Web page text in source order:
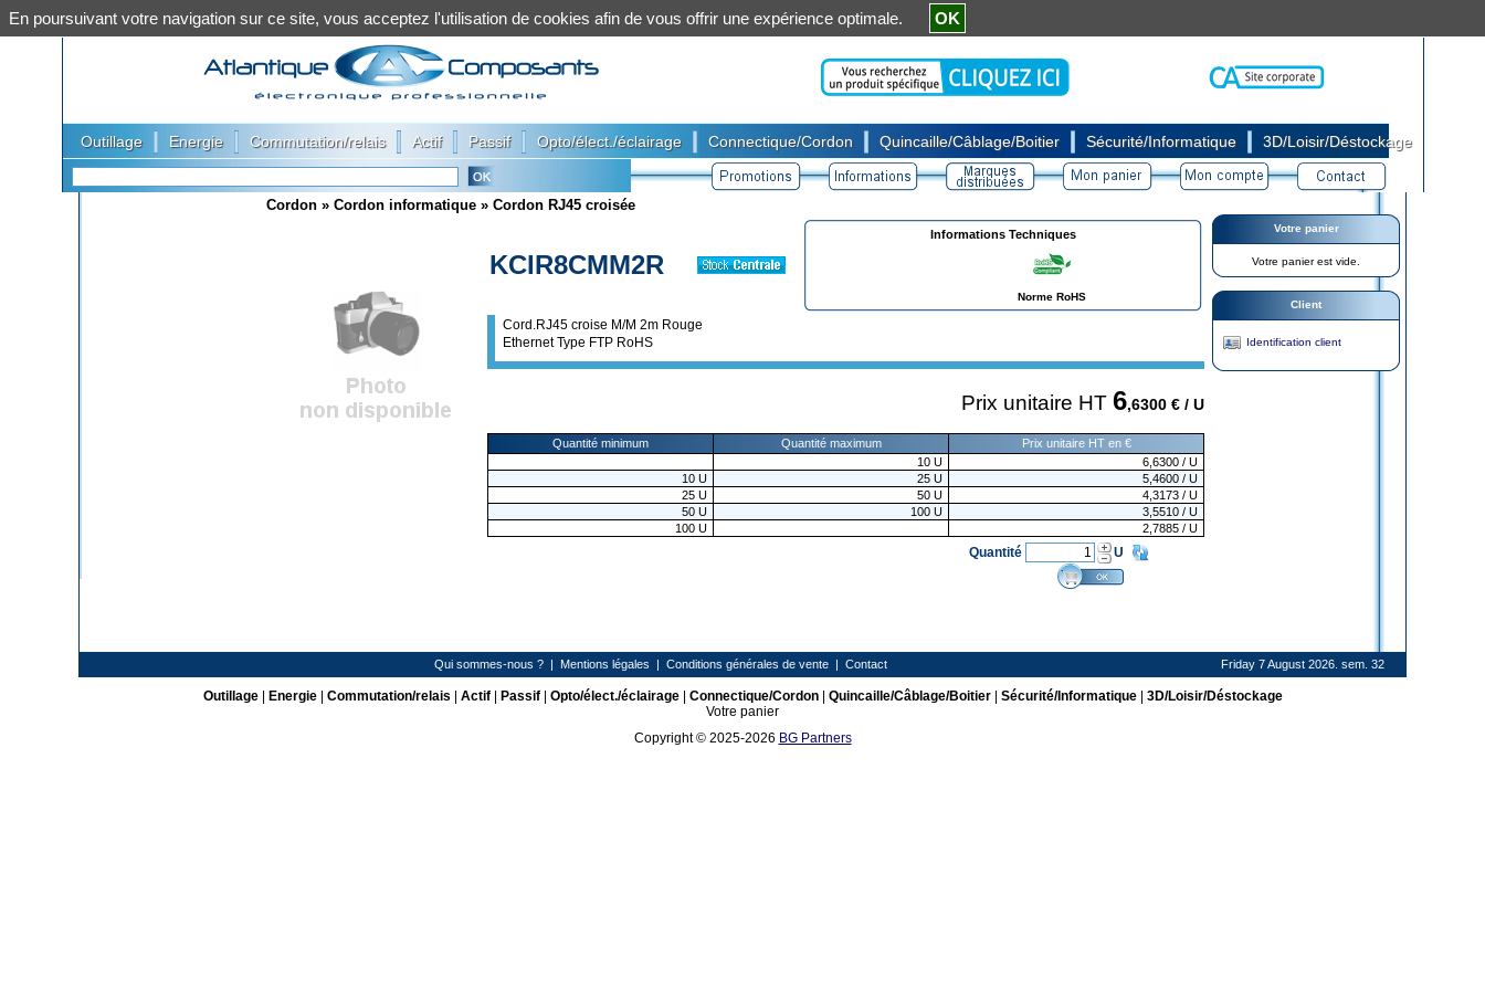
Outillage Energie Commutation/relais Actif Passif Opto/élect./éclairage Connectique/Cordon Quincaille/Câblage/Boitier Sécurité/Informatique 3D/Loisir/Déstockage
Cordon » Cordon informatique » Cordon RJ45 croisée
KCIR8CMM2R
Informations Techniques
Norme RoHS
Cord.RJ45 croise M/M 2m Rouge
Ethernet Type FTP RoHS
Prix unitaire HT 6,6300 € / U
Quantité minimum Quantité maximum
Prix unitaire HT en €
10 U 6,6300 / U
10 U 25 U 5,4600 / U
25 U 50 U 4,3173 / U
50 U 100 U 3,5510 / U
100 U 2,7885 / U
Quantité U
Votre panier
Votre panier est vide.
Client
Identification client
Qui sommes-nous ? | Mentions légales | Conditions générales de vente | Contact Friday 7 August 2026. sem. 32
Outillage| Energie| Commutation/relais Actif| Passif| Opto/élect./éclairage| Connectique/Cordon| Quincaille/Câblage/Boitier| Sécurité/Informatique| 3D/Loisir/Déstockage
Votre panier
Copyright © 2025-2026 BG Partners
En poursuivant votre navigation sur ce site, vous acceptez l'utilisation de cookies afin de vous offrir une expérience optimale. OK